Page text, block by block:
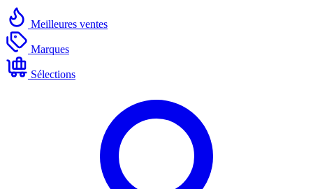
Meilleures ventes
Marques
Sélections